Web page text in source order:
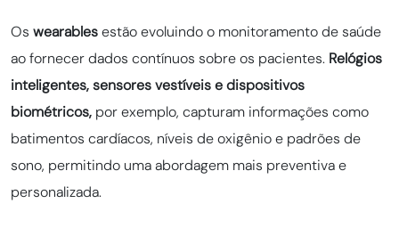
Os wearablesestão evoluindo o monitoramento de saúde
ao fornecer dados contínuos sobre os pacientes. Relógios
inteligentes, sensores vestíveis e dispositivos
biométricos, por exemplo, capturam informações como
batimentos cardíacos, níveis de oxigênio e padrões de
sono, permitindo uma abordagem mais preventiva e
personalizada.